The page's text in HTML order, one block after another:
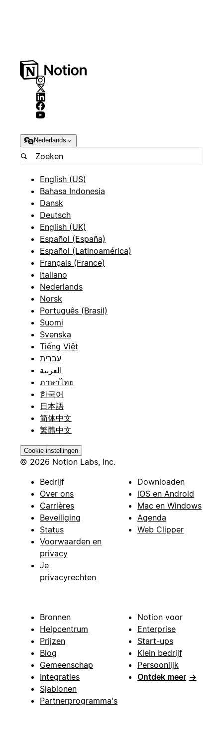
Nederlands
English (US)
Bahasa Indonesia
Dansk
Deutsch
English (UK)
Español (España)
Español (Latinoamérica)
Français (France)
Italiano
Nederlands
Norsk
Português (Brasil)
Suomi
Svenska
Tiếng Việt
עברית
العربية
ภาษาไทย
한국어
日本語
简体中文
繁體中文
Cookie-instellingen
© 2026 Notion Labs, Inc.
Bedrijf
Over ons
Carrières
Beveiliging
Status
Voorwaarden en
privacy
Je
privacyrechten
Downloaden
iOS en Android
Mac en Windows
Agenda
Web Clipper
Bronnen
Helpcentrum
Prijzen
Blog
Gemeenschap
Integraties
Sjablonen
Partnerprogramma's
Notion voor
Enterprise
Start-ups
Klein bedrijf
Persoonlijk
Ontdek meer →